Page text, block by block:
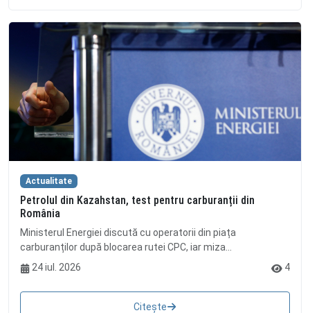
Actualitate
Petrolul din Kazahstan, test pentru carburanții din
România
Ministerul Energiei discută cu operatorii din piața
carburanților după blocarea rutei CPC, iar miza...
24 iul. 2026
4
Citește